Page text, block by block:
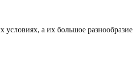
а их большое разнообразие